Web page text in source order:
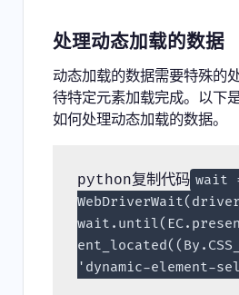
处理动态加载的数据
动态加载的数据需要特殊的
待特定元素加载完成。以下
如何处理动态加载的数据。
python复制代码 wait